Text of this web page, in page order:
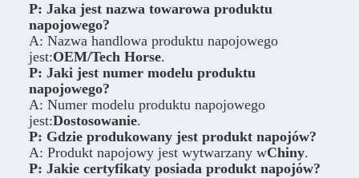
P: Jaka jest nazwa towarowa produktu
napojowego?
A: Nazwa handlowa produktu napojowego
jest:OEM/Tech Horse.
P: Jaki jest numer modelu produktu
napojowego?
A: Numer modelu produktu napojowego
jest:Dostosowanie.
P: Gdzie produkowany jest produkt napojów?
A: Produkt napojowy jest wytwarzany wChiny.
P: Jakie certyfikaty posiada produkt napojów?